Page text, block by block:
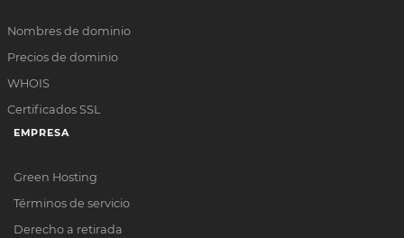
Nombres de dominio
Precios de dominio
WHOIS
Certificados SSL
EMPRESA
Green Hosting
Términos de servicio
Derecho a retirada